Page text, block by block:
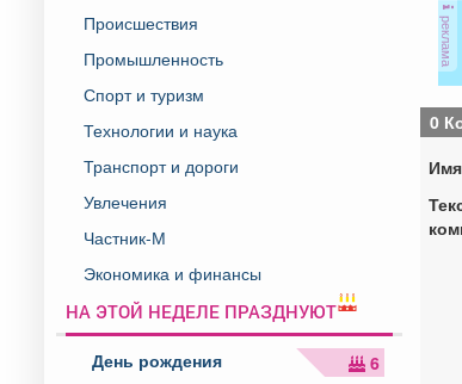
Происшествия
Промышленность
Спорт и туризм
Технологии и наука
Транспорт и дороги
Увлечения
Частник-М
Экономика и финансы
НА ЭТОЙ НЕДЕЛЕ ПРАЗДНУЮТ
День рождения
6
реклама
0